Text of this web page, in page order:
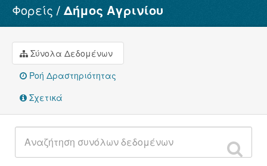
Σύνολα Δεδομένων
Φορείς
Ομάδες
Σχετικά
Φορείς Δήμος Αγρινίου
Σύνολα Δεδομένων
Ροή Δραστηριότητας
Σχετικά